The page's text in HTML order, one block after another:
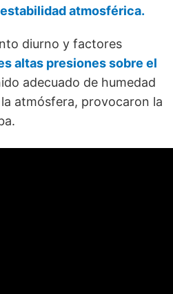
atmosférica.
diurno y factores
altas presiones sobre el
adecuado de humedad
atmósfera, provocaron la